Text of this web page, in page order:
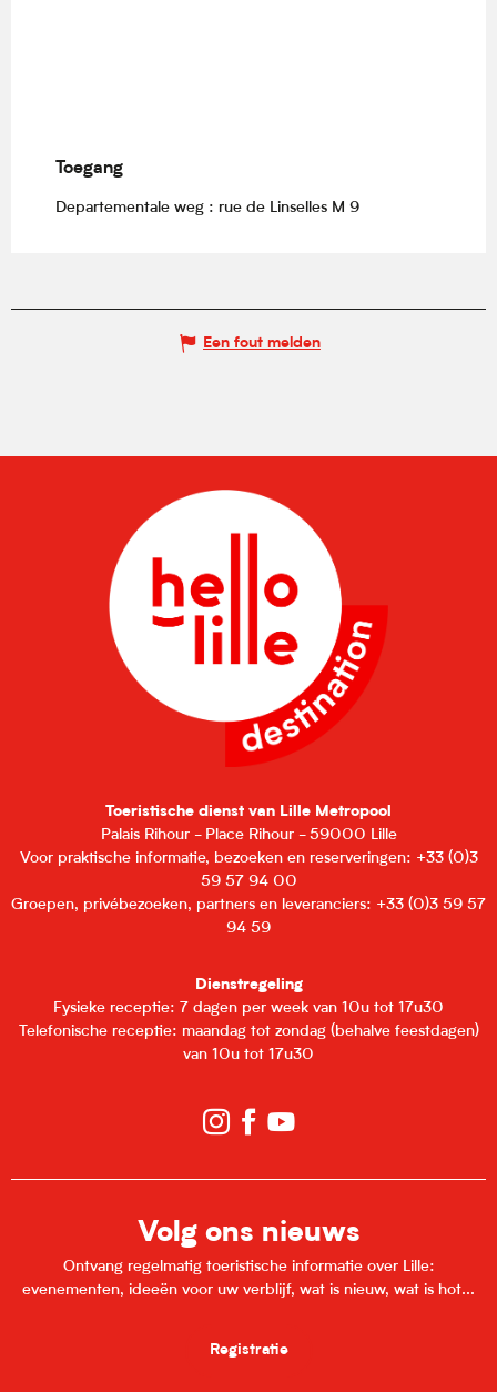
Toegang
Toegang
Departementale weg : rue de Linselles M 9
Een fout melden
Toeristische dienst van Lille Metropool
Palais Rihour - Place Rihour - 59000 Lille
Voor praktische informatie, bezoeken en reserveringen: +33 (0)3
59 57 94 00
Groepen, privébezoeken, partners en leveranciers: +33 (0)3 59 57
94 59
Dienstregeling
Fysieke receptie: 7 dagen per week van 10u tot 17u30
Telefonische receptie: maandag tot zondag (behalve feestdagen)
van 10u tot 17u30
Volg ons nieuws
Ontvang regelmatig toeristische informatie over Lille:
evenementen, ideeën voor uw verblijf, wat is nieuw, wat is hot...
Registratie